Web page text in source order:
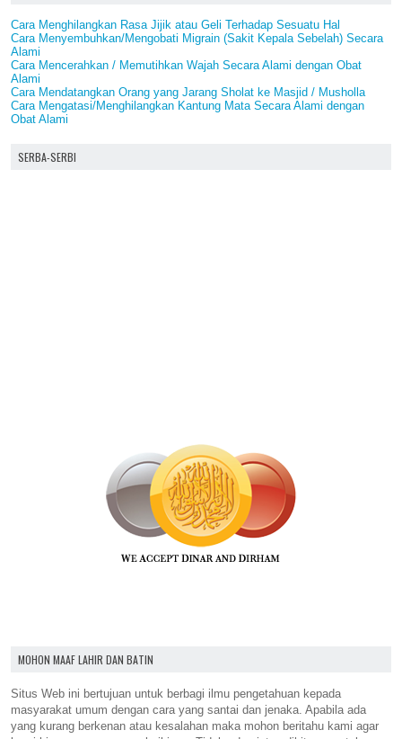
Cara Menghilangkan Rasa Jijik atau Geli Terhadap Sesuatu Hal
Cara Menyembuhkan/Mengobati Migrain (Sakit Kepala Sebelah) Secara
Alami
Cara Mencerahkan / Memutihkan Wajah Secara Alami dengan Obat
Alami
Cara Mendatangkan Orang yang Jarang Sholat ke Masjid / Musholla
Cara Mengatasi/Menghilangkan Kantung Mata Secara Alami dengan
Obat Alami
SERBA-SERBI
MOHON MAAF LAHIR DAN BATIN
Situs Web ini bertujuan untuk berbagi ilmu pengetahuan kepada
masyarakat umum dengan cara yang santai dan jenaka. Apabila ada
yang kurang berkenan atau kesalahan maka mohon beritahu kami agar